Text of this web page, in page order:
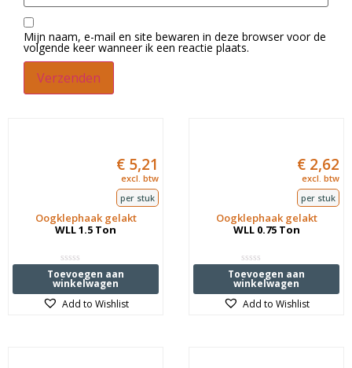
Mijn naam, e-mail en site bewaren in deze browser voor de
volgende keer wanneer ik een reactie plaats.
Oogklephaak gelakt
WLL 1.5 Ton
Waardering
0
uit
5
€ 5,21
excl. btw
per stuk
Toevoegen aan
winkelwagen
Add to Wishlist
Oogklephaak gelakt
WLL 0.75 Ton
Waardering
0
uit
5
€ 2,62
excl. btw
per stuk
Toevoegen aan
winkelwagen
Add to Wishlist